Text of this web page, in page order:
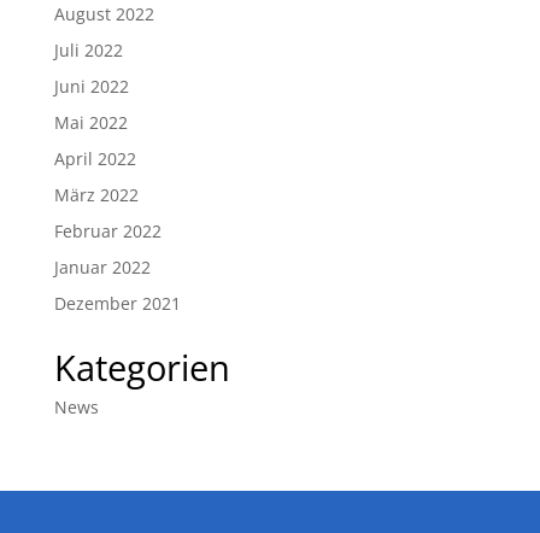
August 2022
Juli 2022
Juni 2022
Mai 2022
April 2022
März 2022
Februar 2022
Januar 2022
Dezember 2021
Kategorien
News